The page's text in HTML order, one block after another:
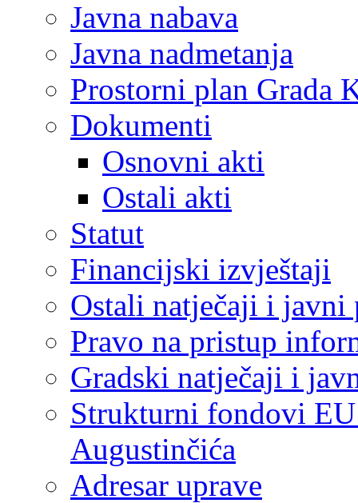
Javna nabava
Javna nadmetanja
Prostorni plan Grada
Dokumenti
Osnovni akti
Ostali akti
Statut
Financijski izvještaji
Ostali natječaji i javni
Pravo na pristup
Gradski natječaji i
Strukturni fondovi
Augustinčića
Adresar uprave